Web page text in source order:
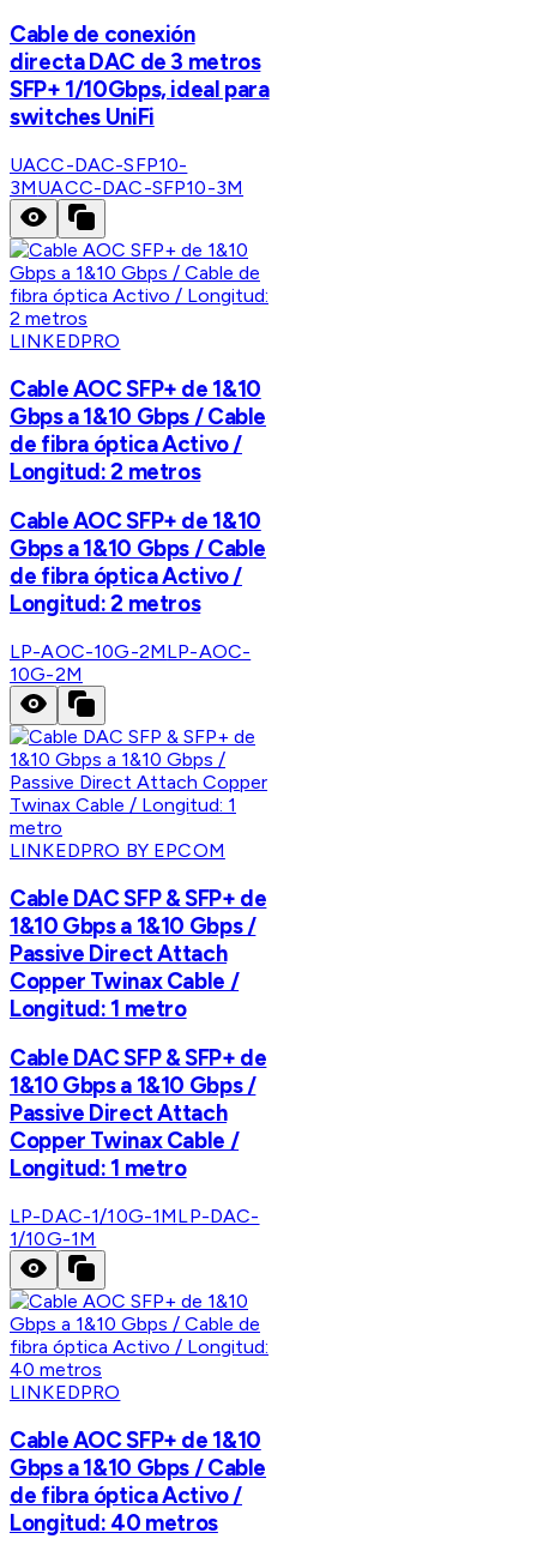
Cable de conexión
directa DAC de 3 metros
SFP+ 1/10Gbps, ideal para
switches UniFi
UACC-DAC-SFP10-
3MUACC-DAC-SFP10-3M
LINKEDPRO
Cable AOC SFP+ de 1&10
Gbps a 1&10 Gbps / Cable
de fibra óptica Activo /
Longitud: 2 metros
Cable AOC SFP+ de 1&10
Gbps a 1&10 Gbps / Cable
de fibra óptica Activo /
Longitud: 2 metros
LP-AOC-10G-2MLP-AOC-
10G-2M
LINKEDPRO BY EPCOM
Cable DAC SFP & SFP+ de
1&10 Gbps a 1&10 Gbps /
Passive Direct Attach
Copper Twinax Cable /
Longitud: 1 metro
Cable DAC SFP & SFP+ de
1&10 Gbps a 1&10 Gbps /
Passive Direct Attach
Copper Twinax Cable /
Longitud: 1 metro
LP-DAC-1/10G-1MLP-DAC-
1/10G-1M
LINKEDPRO
Cable AOC SFP+ de 1&10
Gbps a 1&10 Gbps / Cable
de fibra óptica Activo /
Longitud: 40 metros